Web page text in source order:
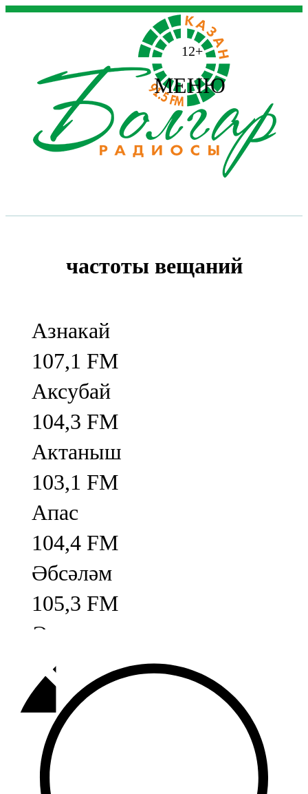
12+
МЕНЮ
частоты вещаний
Азнакай
107,1 FM
Аксубай
104,3 FM
Актаныш
103,1 FM
Апас
104,4 FM
Әбсәләм
105,3 FM
Әлмәт
92,9 FM
Базарлы матак
107,1 FM
Балык бистәсе
104,9 FM